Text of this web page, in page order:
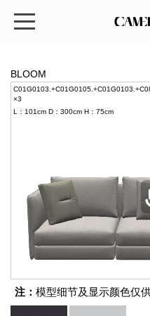
BLOOM
×3
L：101cm D：300cm H：75cm
注： 模型细节及显示颜色仅